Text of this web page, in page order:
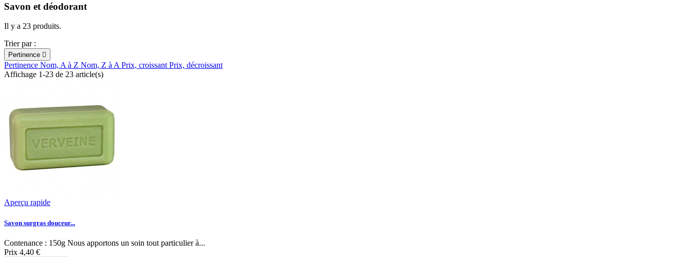
Savon et déodorant
Il y a 23 produits.
Trier par :
Pertinence 
Pertinence Nom, A à Z Nom, Z à APrix, croissantPrix, décroissant
Affichage 1-23 de 23 article(s)
Aperçu rapide
Savon surgras douceur...
Contenance : 150g Nous apportons un soin tout particulier à...
Prix 4,40 €